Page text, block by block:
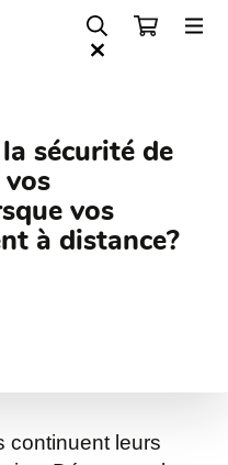
sécurité de
vos
à distance?
continuent leurs